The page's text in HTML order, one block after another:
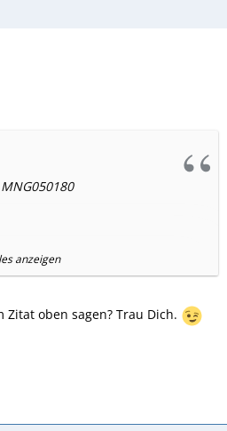
so tollen Angebote des sooo
verweisen. (siehe Suche)
anzeigen
oben sagen? Trau Dich.